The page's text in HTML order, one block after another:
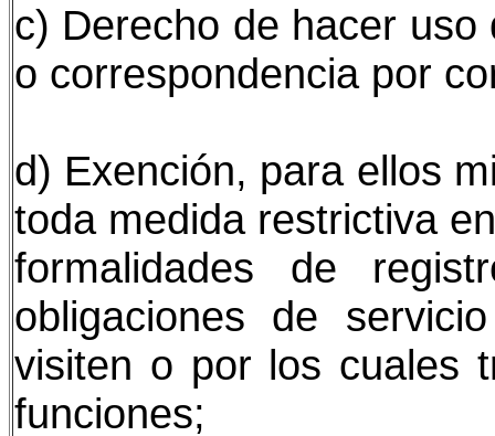
c) Derecho de hacer
o correspondencia por
d) Exención, para ellos
toda medida restrictiva
formalidades de
obligaciones de
visiten o por los cuales
funciones;